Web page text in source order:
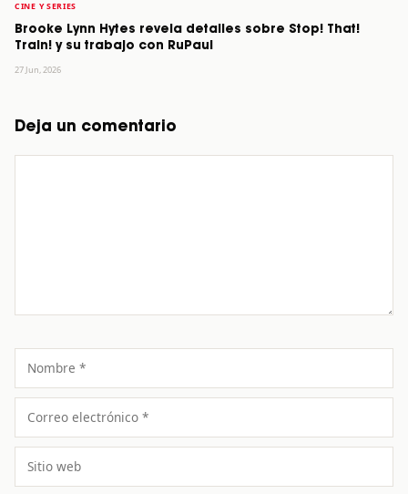
CINE Y SERIES
Brooke Lynn Hytes revela detalles sobre Stop! That!
Train! y su trabajo con RuPaul
27 Jun, 2026
Deja un comentario
Nombre
Correo
electrónico
Sitio
web